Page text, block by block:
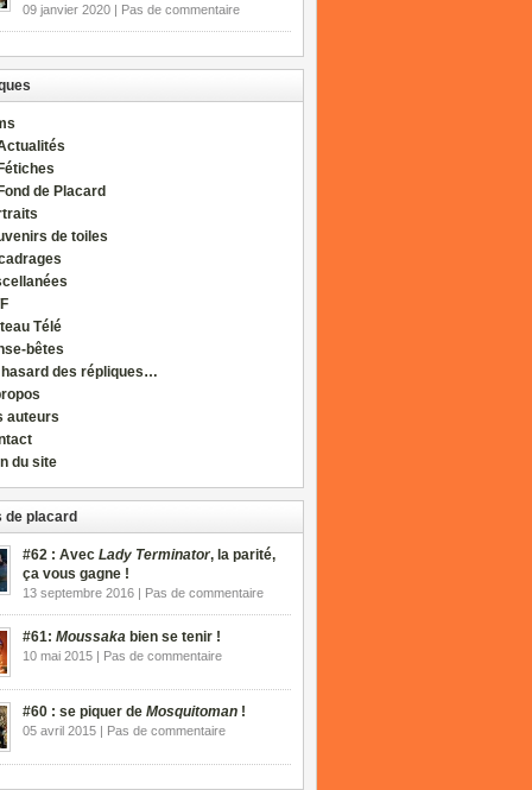
09 janvier 2020 | Pas de commentaire
de Placard
de toiles
Télé
bêtes
des répliques…
auteurs
du site
de placard
#62 : Avec Lady Terminator, la parité,
ça vous gagne !
13 septembre 2016 | Pas de commentaire
#61: Moussaka bien se tenir !
10 mai 2015 | Pas de commentaire
#60 : se piquer de Mosquitoman !
05 avril 2015 | Pas de commentaire